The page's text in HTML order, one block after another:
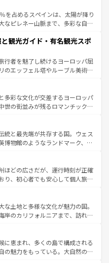
い田園風景やアマルフィ海岸の絶
せない。観光の合間には、本場の
のイタリア料理を堪能することも
、忘れられない旅をしてみよう！
は
を占めるスペインは、太陽が降り
なピレネー山脈まで、多彩な自然
、情熱的なフラメンコ、熱気あふ
いタパスが生活の一部となってい
練された雰囲気や、バルセロナの
、地方では古代ローマ遺跡や中世
や気候が異なるスペインはその個
性で訪れる人を魅了する。 なお、新着のスペイン情報は コ
ほしい。
観光ガイド・有名観光スポ
行者を魅了し続けるヨーロッパ屈
のエッフェル塔やルーブル美術館
ている。華麗な宮殿、歴史的な大
して豊かな自然が、訪れる者を心
ランスは美食の国としても知ら
地であるランス、プロヴァンスの
ど、多彩な楽しみ方が可能だ。さ
も魅力が溢れており、どの街角に
れぞれで全く異なる文化を体験で
お、新着のフランス情報はコンテンツ一覧
多彩な文化が交差するヨーロッパ
世の街並みが残るロマンチック街
を歩いても飽きることがない。ベ
イエルン州のアルプスの絶景、そ
ン畑といった風景は必見。ビール
てほしい。 なお、新着の
一覧を参照してほしい。
統と最先端が共存する国。ウェス
博物館のようなランドマーク、歴
ある。また、優雅なアフタヌーン
たまらない英国パブ、サッカー観
できる体験も豊富。イギリスを旅
。
ほどの広さだが、運行時刻が正確
り、初心者でも安心して個人旅行
や、スイスならではのユニークな
観光だけでなく町歩きも満喫する
得が高いため物価も高いが、旅行
むこともできる。 なお、新
ンツ一覧 を参照してほしい。
な土地と多様な文化が魅力の国。
岸のカリフォルニアまで、訪れる
、ショッピング、エンターテイ
的なスポットだ。一方、アメリカ
、グランドキャニオンやイエロー
に恵まれ、多くの島で構成される
の魅力をもっている。大自然の神